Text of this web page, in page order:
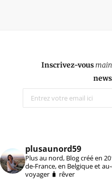
Inscrivez-vous
plusaunord59
Plus au nord, Blog créé en
de-France, en Belgique et
voyager 🧳 rêver